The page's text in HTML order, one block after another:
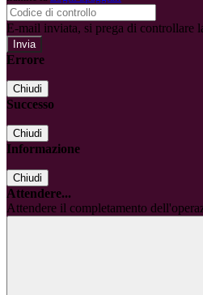
E-mail inviata, si prega di controllare
Errore
Chiudi
Successo
Chiudi
Informazione
Chiudi
Attendere...
Attendere il completamento